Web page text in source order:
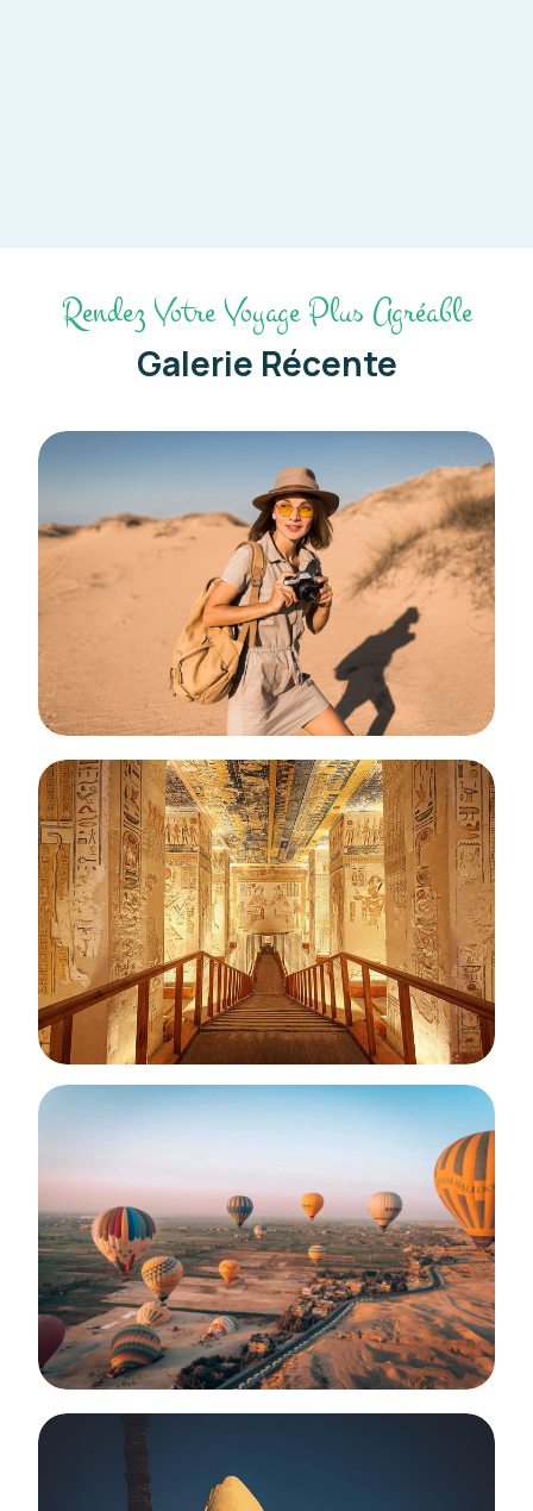
Rendez Votre Voyage Plus Agréable
Galerie Récente